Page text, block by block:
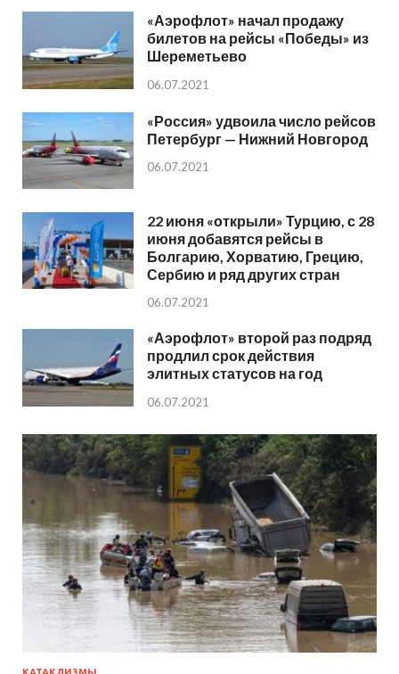
«Аэрофлот» начал продажу
билетов на рейсы «Победы» из
Шереметьево
06.07.2021
«Россия» удвоила число рейсов
Петербург — Нижний Новгород
06.07.2021
22 июня «открыли» Турцию, с 28
июня добавятся рейсы в
Болгарию, Хорватию, Грецию,
Сербию и ряд других стран
06.07.2021
«Аэрофлот» второй раз подряд
продлил срок действия
элитных статусов на год
06.07.2021